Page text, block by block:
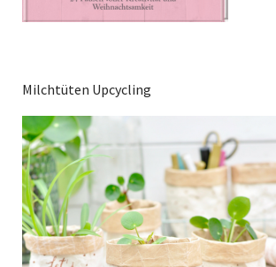
Milchtüten Upcycling